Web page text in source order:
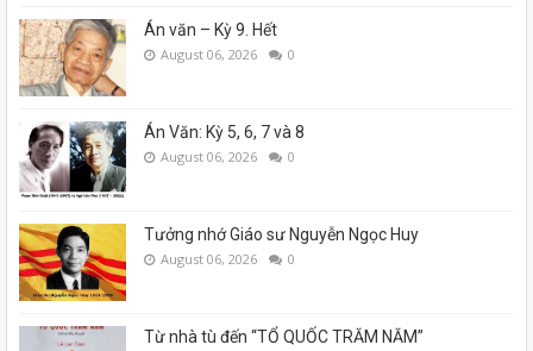
Án văn – Kỳ 9. Hết
August 06, 2026 0
Án Văn: Kỳ 5, 6, 7 và 8
August 06, 2026 0
Tưởng nhớ Giáo sư Nguyễn Ngọc Huy
August 06, 2026 0
Từ nhà tù đến “TỔ QUỐC TRĂM NĂM”